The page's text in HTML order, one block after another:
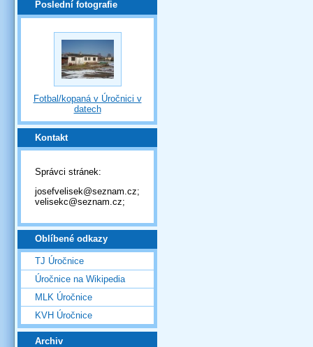
Poslední fotografie
Fotbal/kopaná v Úročnici v
datech
Kontakt
Správci stránek:
josefvelisek@seznam.cz;
velisekc@seznam.cz;
Oblíbené odkazy
TJ Úročnice
Úročnice na Wikipedia
MLK Úročnice
KVH Úročnice
Archiv